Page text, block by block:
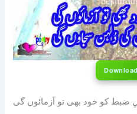
ضبط کو خود بھی تو آزمائوں گی